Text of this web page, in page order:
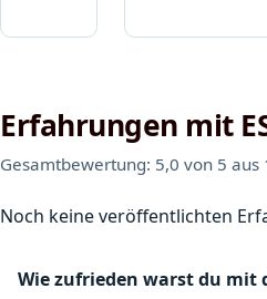
Erfahrungen mit
Gesamtbewertung: 5,0 von 5 aus
Noch keine veröffentlichten
Wie zufrieden warst du mit